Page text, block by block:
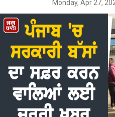
Monday, Apr 27,